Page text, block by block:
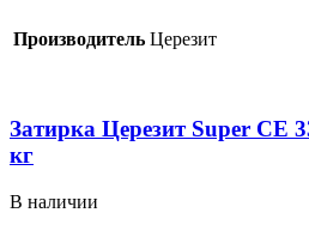
№43
(Багама
Производитель Церезит
Затирка Церезит Super CE
кг
В наличии